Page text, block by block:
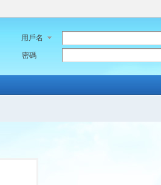
用戶名
密碼